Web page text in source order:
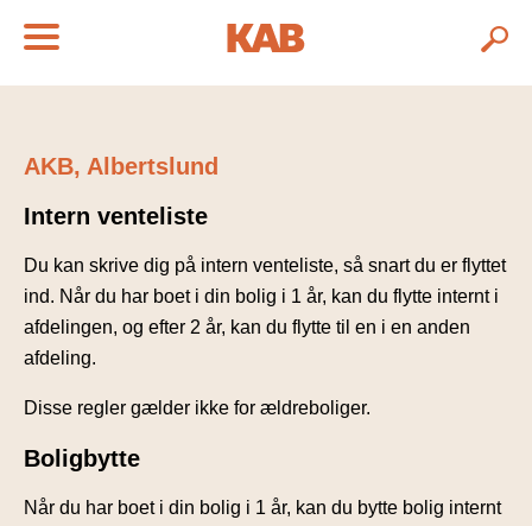
AKB, Albertslund
Intern venteliste
Du kan skrive dig på intern venteliste, så snart du er flyttet
ind. Når du har boet i din bolig i 1 år, kan du flytte internt i
afdelingen, og efter 2 år, kan du flytte til en i en anden
afdeling.
Disse regler gælder ikke for ældreboliger.
Boligbytte
Når du har boet i din bolig i 1 år, kan du bytte bolig internt